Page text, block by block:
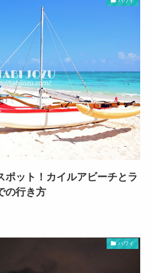
ポット！カイルアビーチとラ
の行き方
ハワイ